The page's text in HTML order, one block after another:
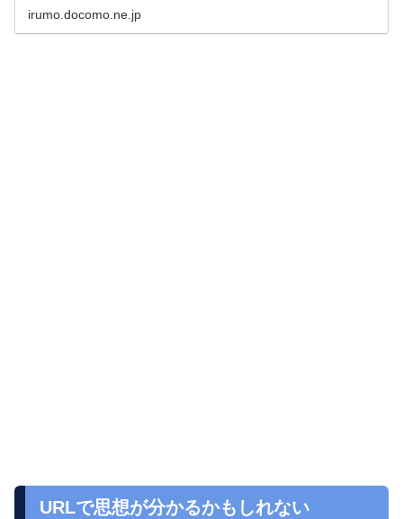
irumo.docomo.ne.jp
URLで思想が分かるかもしれない